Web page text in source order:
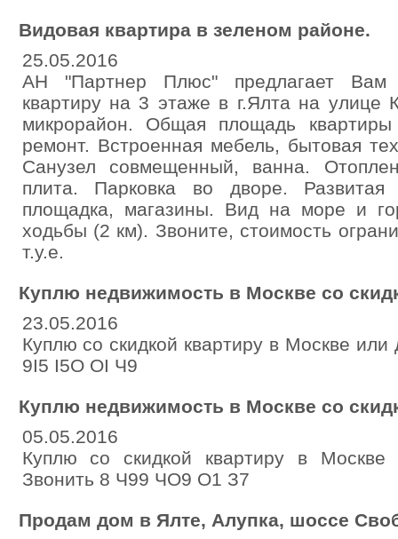
Видовая квартира в зеленом районе.
25.05.2016
АН "Партнер Плюс" предлагает Вам
квартиру на 3 этаже в г.Ялта на улице
микрорайон. Общая площадь
ремонт. Встроенная мебель, бытовая
Санузел совмещенный, ванна.
плита. Парковка во дворе. Развитая
площадка, магазины. Вид на море и
ходьбы (2 км). Звоните, стоимость
т.у.е.
Куплю недвижимость в Москве со
23.05.2016
Куплю со скидкой квартиру в Москве
9I5 I5O OI Ч9
Куплю недвижимость в Москве со
05.05.2016
Куплю со скидкой квартиру в
Звонить 8 Ч99 ЧО9 О1 З7
Продам дом в Ялте, Алупка, шоссе